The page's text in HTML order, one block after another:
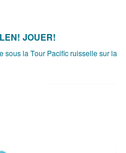
JOUER!
sous la Tour Pacific ruisselle sur la